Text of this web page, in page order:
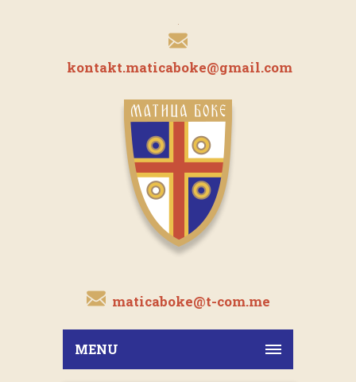
kontakt.maticaboke@gmail.com
maticaboke@t-com.me
MENU